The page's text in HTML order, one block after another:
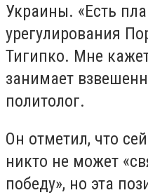
Украины. «Есть
урегулирования
Тигипко. Мне
занимает
политолог.
Он отметил, что
никто не может
победу», но эта